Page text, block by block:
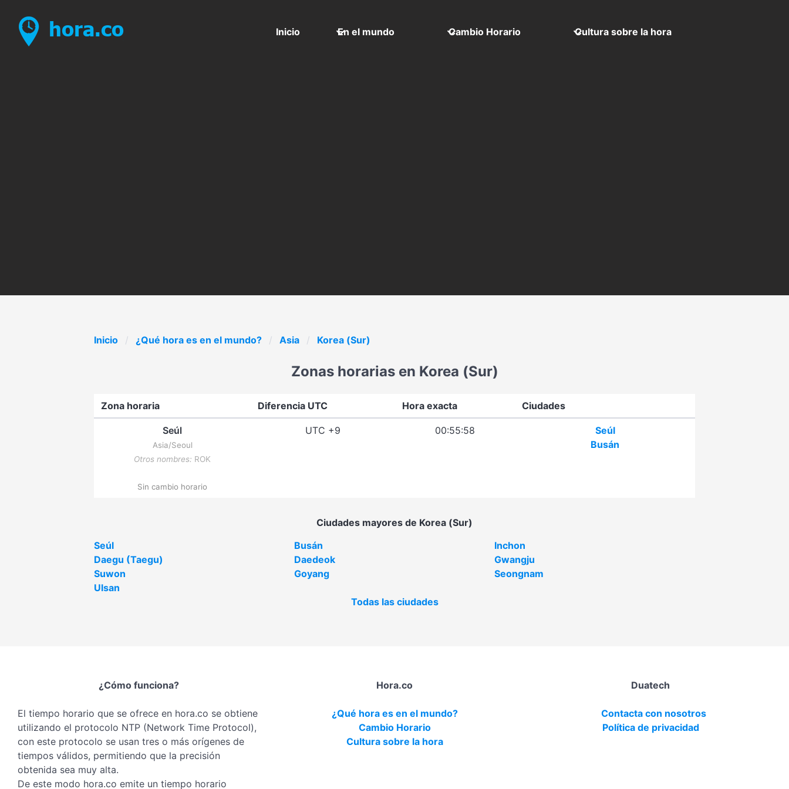
Inicio En el mundo Cambio Horario Cultura sobre la hora
Inicio ¿Qué hora es en el mundo? Asia Korea (Sur)
Zonas horarias en Korea (Sur)
Zona horaria Diferencia UTC Hora exacta Ciudades
Seúl
Asia/Seoul
Otros nombres: ROK
Sin cambio horario
UTC +9 00:55:58
Seúl
Busán
Ciudades mayores de Korea (Sur)
Seúl
Busán
Inchon
Daegu (Taegu)
Daedeok
Gwangju
Suwon
Goyang
Seongnam
Ulsan
Todas las ciudades
¿Cómo funciona?
El tiempo horario que se ofrece en hora.co se obtiene
utilizando el protocolo NTP (Network Time Protocol),
con este protocolo se usan tres o más orígenes de
tiempos válidos, permitiendo que la precisión
obtenida sea muy alta.
De este modo hora.co emite un tiempo horario
Hora.co
¿Qué hora es en el mundo?
Cambio Horario
Cultura sobre la hora
Duatech
Contacta con nosotros
Política de privacidad